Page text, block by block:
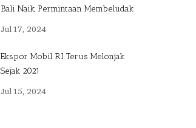
Bali Naik, Permintaan Membeludak
Jul 17, 2024
Ekspor Mobil RI Terus Melonjak
Sejak 2021
Jul 15, 2024